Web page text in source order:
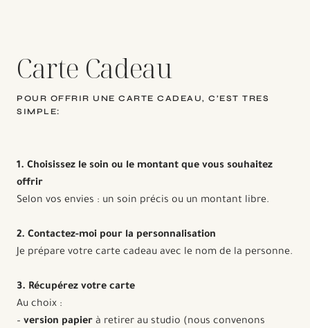
Carte Cadeau
POUR OFFRIR UNE CARTE CADEAU, C’EST TRES
SIMPLE:
1. Choisissez le soin ou le montant que vous souhaitez
offrir
Selon vos envies : un soin précis ou un montant libre.
2. Contactez-moi pour la personnalisation
Je prépare votre carte cadeau avec le nom de la personne.
3. Récupérez votre carte
Au choix :
– version papier à retirer au studio (nous convenons